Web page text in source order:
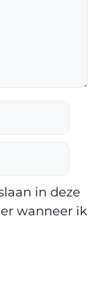
in deze
wanneer ik